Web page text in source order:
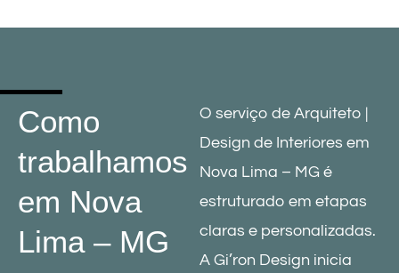
Como
trabalhamos
em Nova
Lima – MG
O serviço de Arquiteto |
Design de Interiores em
Nova Lima – MG é
estruturado em etapas
claras e personalizadas.
A Gi’ron Design inicia